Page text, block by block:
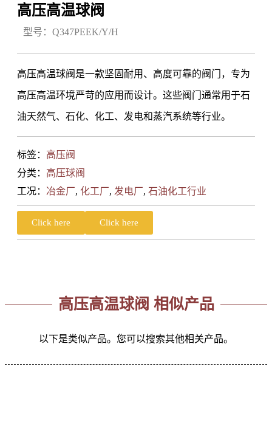
高压高温球阀
型号：Q347PEEK/Y/H
高压高温球阀是一款坚固耐用、高度可靠的阀门，专为
高压高温环境严苛的应用而设计。这些阀门通常用于石
油天然气、石化、化工、发电和蒸汽系统等行业。
标签： 高压阀
分类： 高压球阀
工况： 冶金厂, 化工厂, 发电厂, 石油化工行业
Click here Click here
高压高温球阀 相似产品
以下是类似产品。您可以搜索其他相关产品。